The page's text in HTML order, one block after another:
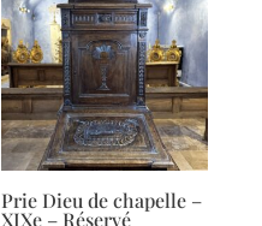
Prie Dieu de chapelle –
XIXe – Réservé